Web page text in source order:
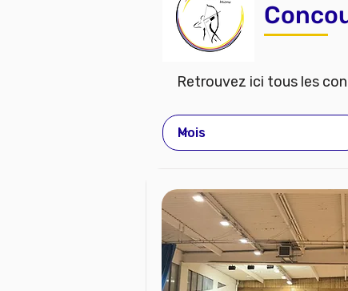
Retrouvez ici tous les